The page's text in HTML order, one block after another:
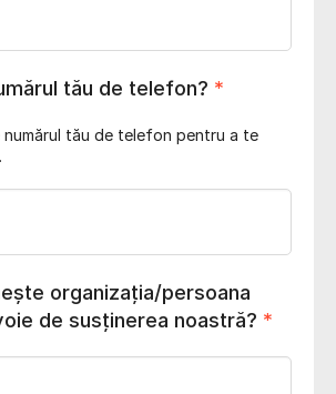
tău de telefon? *
numărul tău de telefon pentru a te
organizația/persoana
de susținerea noastră? *